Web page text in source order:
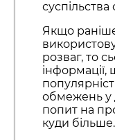
суспільства
Якщо
розваг, то
обмежень у
попит на
куди більше.